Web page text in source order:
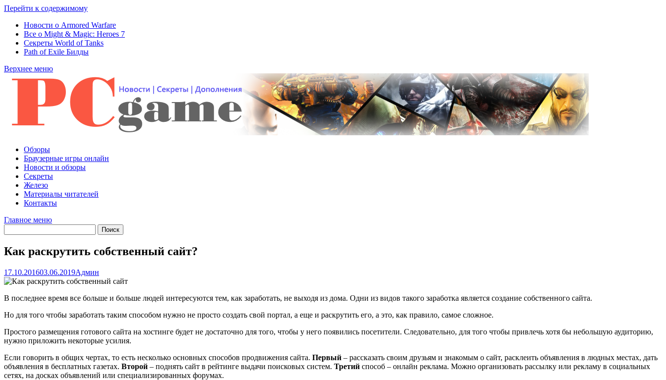
Перейти к содержимому
Новости о Armored Warfare
Все о Might & Magic: Heroes 7
Секреты World of Tanks
Path of Exile Билды
Верхнее меню
Обзоры
Браузерные игры онлайн
Новости и обзоры
Секреты
Железо
Материалы читателей
Контакты
Главное меню
Как раскрутить собственный сайт?
17.10.201603.06.2019Админ
В последнее время все больше и больше людей интересуются тем, как заработать, не выходя из дома. Одни из видов такого заработка является создание собственного сайта.
Но для того чтобы заработать таким способом нужно не просто создать свой портал, а еще и раскрутить его, а это, как правило, самое сложное.
Простого размещения готового сайта на хостинге будет не достаточно для того, чтобы у него появились посетители. Следовательно, для того чтобы привлечь хотя бы небольшую аудиторию,
нужно приложить некоторые усилия.
Если говорить в общих чертах, то есть несколько основных способов продвижения сайта. Первый – рассказать своим друзьям и знакомым о сайт, расклеить объявления в людных местах, дать
объявления в бесплатных газетах. Второй – поднять сайт в рейтинге выдачи поисковых систем. Третий способ – онлайн реклама. Можно организовать рассылку или рекламу в социальных
сетях, на досках объявлений или специализированных форумах.